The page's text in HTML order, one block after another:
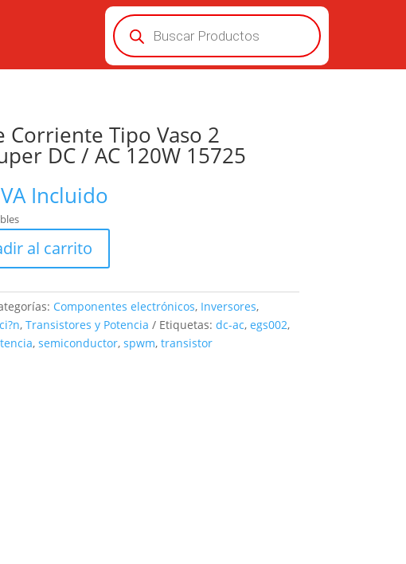
Búsqueda
de
productos
Corriente Tipo Vaso 2
DC / AC 120W 15725
Incluido
al carrito
Componentes electrónicos, Inversores,
, Transistores y Potencia Etiquetas: dc-ac, egs002,
, semiconductor, spwm, transistor